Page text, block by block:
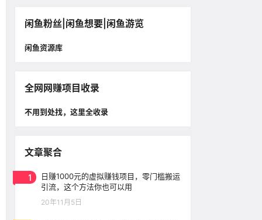
闲鱼粉丝|闲鱼想要|闲鱼游览
闲鱼资源库
全网网赚项目收录
不用到处找，这里全收录
文章聚合
1
日赚1000元的虚拟赚钱项目，零门槛搬运
引流，这个方法你也可以用
20年11月5日